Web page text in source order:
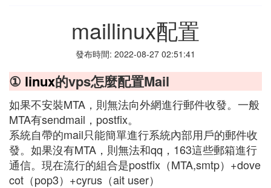
maillinux配置
發布時間: 2022-08-27 02:51:41
① linux的vps怎麼配置Mail
如果不安裝MTA，則無法向外網進行郵件收發。一般
MTA有sendmail，postfix。
系統自帶的mail只能簡單進行系統內部用戶的郵件收
發。如果沒有MTA，則無法和qq，163這些郵箱進行
通信。現在流行的組合是postfix（MTA,smtp）+dove
cot（pop3）+cyrus（ait user）